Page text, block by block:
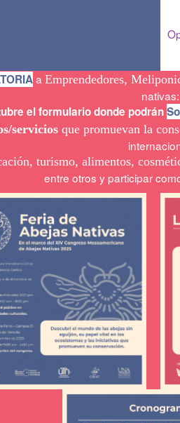
a Emprendedores,
nativas:
el formulario donde podrán
serviciosque promuevan la
turismo, alimentos,
entre otros y participar